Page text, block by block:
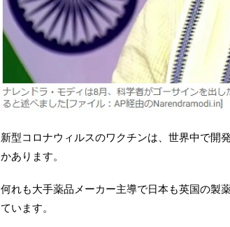
新型コロナウィルスのワクチンは、世界中で開
かあります。
何れも大手薬品メーカー主導で日本も英国の製
ています。